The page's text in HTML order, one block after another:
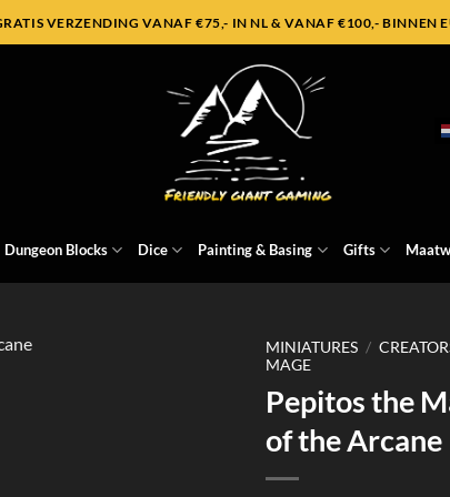
VERZENDING VANAF €75,- IN NL & VANAF €100,- BINNEN
Dungeon Blocks Dice Painting & Basing Gifts
MINIATURES /
MAGE
Pepitos the
of the Arcane